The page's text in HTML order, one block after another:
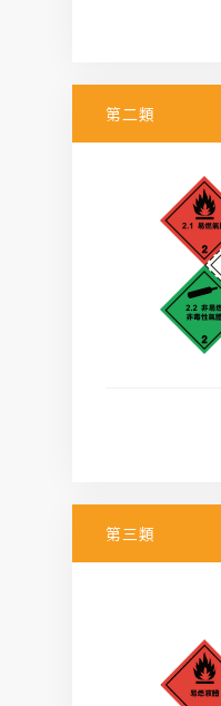
第二類
第三類